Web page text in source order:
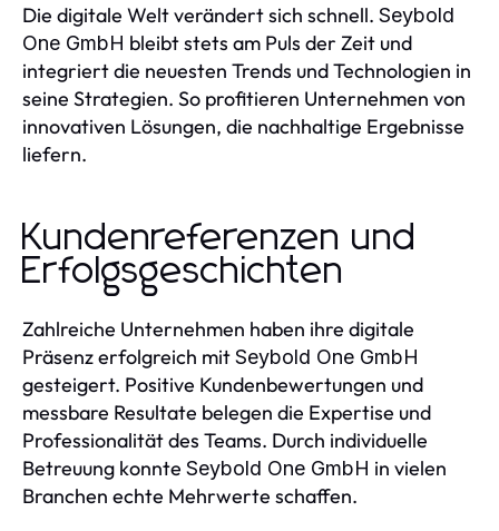
Die digitale Welt verändert sich schnell. Seybold
One GmbH bleibt stets am Puls der Zeit und
integriert die neuesten Trends und Technologien in
seine Strategien. So profitieren Unternehmen von
innovativen Lösungen, die nachhaltige Ergebnisse
liefern.
Kundenreferenzen und
Erfolgsgeschichten
Zahlreiche Unternehmen haben ihre digitale
Präsenz erfolgreich mitSeybold One GmbH
gesteigert. Positive Kundenbewertungen und
messbare Resultate belegen die Expertise und
Professionalität des Teams. Durch individuelle
Betreuung konnte Seybold One GmbH in vielen
Branchen echte Mehrwerte schaffen.